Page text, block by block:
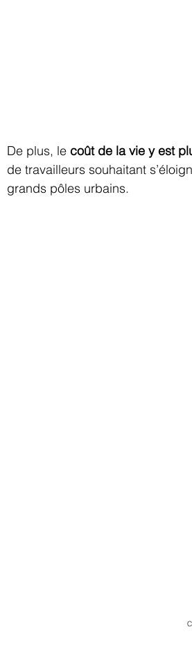
De plus, le coût de la vie y est
de travailleurs souhaitant
grands pôles urbains.